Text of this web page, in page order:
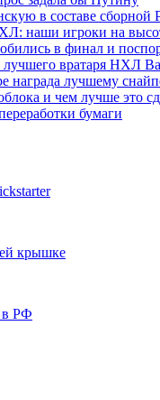
в составе сборной
наши игроки на
в финал и
лучшего вратаря НХЛ
награда лучшему
и чем лучше это
бумаги
крышке
в РФ